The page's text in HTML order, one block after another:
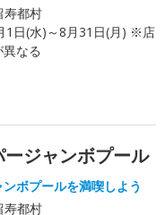
寿都村
1日(水)～8月31日(月) ※店
なる
ジャンボプール
ボプールを満喫しよう
寿都村